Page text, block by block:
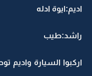
اديم:ايوة ادله
راشد:طيب
اركبوا السيارة